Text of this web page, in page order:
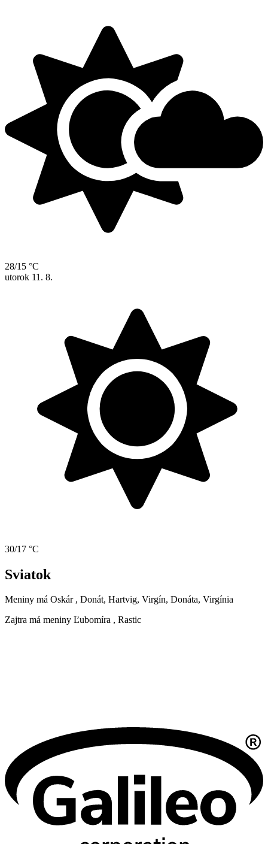
28/15 °C
utorok 11. 8.
30/17 °C
Sviatok
Meniny má Oskár , Donát, Hartvig, Virgín, Donáta, Virgínia
Zajtra má meniny Ľubomíra , Rastic